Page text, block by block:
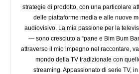
strategie di prodotto, con una particolare
delle piattaforme media e alle nuove
audiovisivo. La mia passione per la
— sono cresciuto a “pane e Bim Bum
attraverso il mio impegno nel raccontare,
mondo della TV tradizionale con
streaming. Appassionato di serie TV,